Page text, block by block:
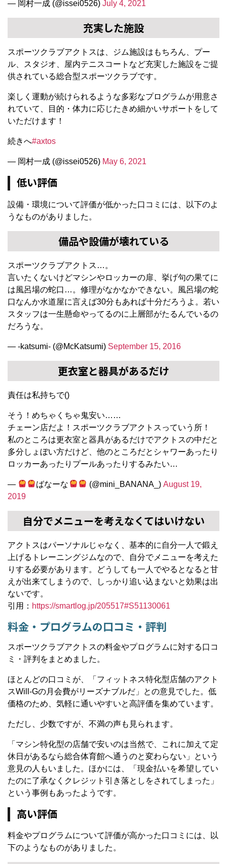
— 岡村一成 (@issei0526) July 4, 2021
充実した施設
スポーツクラブアクトスは、ジム施設はもちろん、プー
ル、スタジオ、屋内テニスコートなど充実した施設をご提
供されている総合型スポーツクラブです。
楽しく運動が続けられるような多彩なプログラムが用意さ
れていて、目的・体力に応じたきめ細かいサポートをして
いただけます！
続きへ#axtos
— 岡村一成 (@issei0526) May 6, 2021
低い評価
設備・環境について評価が低かった口コミには、以下のよ
うなものがありました。
備品や設備が壊れている
スポーツクラブアクトス…。
言いたくないけどマシンやロッカーの扉、挙げ句の果てに
は風呂場の蛇口…。修理がなかなかできない。風呂場の蛇
口なんか水道屋に言えば30分もあれば十分だろうよ。若い
スタッフは一生懸命やってるのに上層部がたるんでいるの
だろうな。
— -katsumi- (@McKatsumi) September 15, 2016
更衣室と器具があるだけ
責任は私持ちで()
そう！めちゃくちゃ鬼安い……
チェーン店だよ！スポーツクラブアクトスっていう所！
私のところは更衣室と器具があるだけでアクトスの中だと
多分しょぼい方だけど、他のところだとシャワーあったり
ロッカーあったりプールあったりするみたい…
— ばなーな (@mini_BANANA_) August 19,
2019
自分でメニューを考えなくてはいけない
アクトスはパーソナルじゃなく、基本的に自分一人で鍛え
上げるトレーニングジムなので、自分でメニューを考えた
りする必要があります。どうしても一人でやるとなると甘
えが出来てしまうので、しっかり追い込まないと効果は出
ないです。
引用： https://smartlog.jp/205517#S51130061
料金・プログラムの口コミ・評判
スポーツクラブアクトスの料金やプログラムに対する口コ
ミ・評判をまとめました。
ほとんどの口コミが、「フィットネス特化型店舗のアクト
スWill-Gの月会費がリーズナブルだ」との意見でした。低
価格のため、気軽に通いやすいと高評価を集めています。
ただし、少数ですが、不満の声も見られます。
「マシン特化型の店舗で安いのは当然で、これに加えて定
休日があるなら総合体育館へ通うのと変わらない」という
意見の人もいました。ほかには、「現金払いを希望してい
たのに了承なくクレジット引き落としをされてしまった」
という事例もあったようです。
高い評価
料金やプログラムについて評価が高かった口コミには、以
下のようなものがありました。